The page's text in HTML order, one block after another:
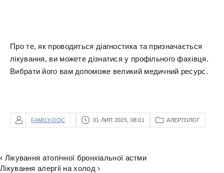
Про те, як проводиться діагностика та призначається
лікування, ви можете дізнатися у профільного фахівця.
Вибрати його вам допоможе великий медичний ресурс.
FAMILY-DOC 01 ЛИП 2025, 08:01 АЛЕРГОЛОГ
‹ Лікування атопічної бронхіальної астми
Лікування алергії на холод ›